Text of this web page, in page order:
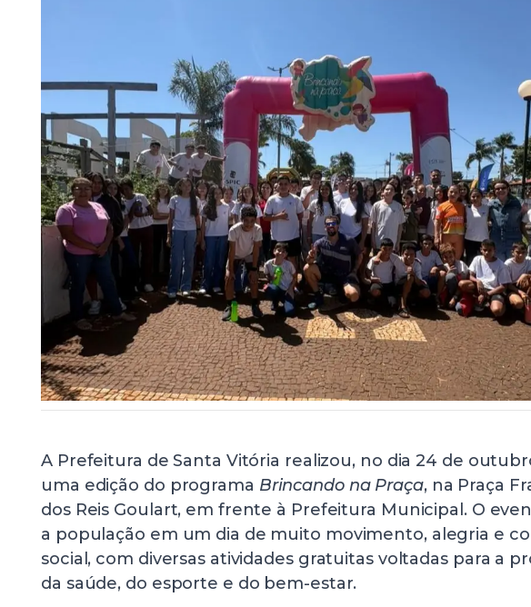
A Prefeitura de Santa Vitória realizou, no dia 24 de
uma edição do programa Brincando na Praça, na Praça
dos Reis Goulart, em frente à Prefeitura Municipal. O
a população em um dia de muito movimento, alegria e
social, com diversas atividades gratuitas voltadas para a
da saúde, do esporte e do bem-estar.